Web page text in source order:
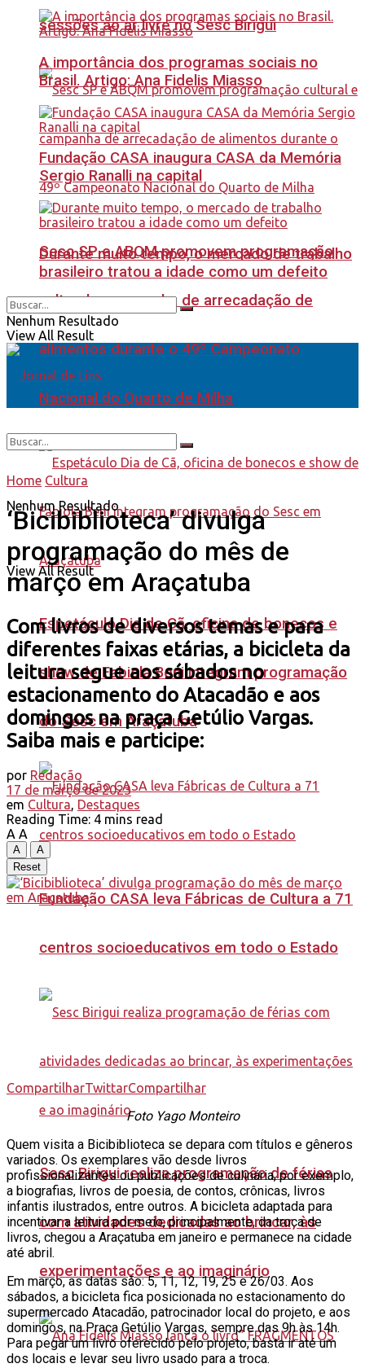
sessões ao ar livre no Sesc Birigui
Sesc SP e ABQM promovem programação
cultural e campanha de arrecadação de
alimentos durante o 49º Campeonato
Nacional do Quarto de Milha
Espetáculo Dia de Cã, oficina de bonecos e
show de Fabiola Beni integram programação
do Sesc em Araçatuba
Fundação CASA leva Fábricas de Cultura a 71
centros socioeducativos em todo o Estado
Sesc Birigui realiza programação de férias
com atividades dedicadas ao brincar, às
experimentações e ao imaginário
A importância dos programas sociais no
Brasil. Artigo: Ana Fidelis Miasso
Fundação CASA inaugura CASA da Memória
Sergio Ranalli na capital
Durante muito tempo, o mercado de trabalho
brasileiro tratou a idade como um defeito
Nenhum Resultado
View All Result
Nenhum Resultado
View All Result
Home Cultura
‘Bicibiblioteca’ divulga
programação do mês de
março em Araçatuba
Com livros de diversos temas e para
diferentes faixas etárias, a bicicleta da
leitura segue aos sábados no
estacionamento do Atacadão e aos
domingos na praça Getúlio Vargas.
Saiba mais e participe:
por Redação
17 de março de 2023
em Cultura, Destaques
Reading Time: 4 mins read
A A
A
A
Reset
CompartilharTwittarCompartilhar
Foto Yago Monteiro
Quem visita a Bicibiblioteca se depara com títulos e gêneros
variados. Os exemplares vão desde livros
profissionalizantes ou publicações de culinária, por exemplo,
a biografias, livros de poesia, de contos, crônicas, livros
infantis ilustrados, entre outros. A bicicleta adaptada para
incentivar a leitura por meio, principalmente, da troca de
livros, chegou a Araçatuba em janeiro e permanece na cidade
até abril.
Em março, as datas são: 5, 11, 12, 19, 25 e 26/03. Aos
sábados, a bicicleta fica posicionada no estacionamento do
supermercado Atacadão, patrocinador local do projeto, e aos
domingos, na Praça Getúlio Vargas, sempre das 9h às 14h.
Para pegar um livro oferecido pelo projeto, basta ir até um
dos locais e levar seu livro usado para a troca.